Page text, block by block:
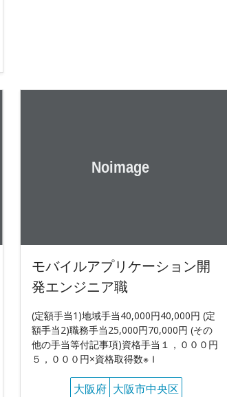
モバイルアプリケーション開
発エンジニア職
(定額手当1)地域手当40,000円40,000円 (定
額手当2)職務手当25,000円70,000円 (その
他の手当等付記事項)資格手当１，０００円
５，０００円×資格取得数※Ｉ
大阪府 大阪市中央区